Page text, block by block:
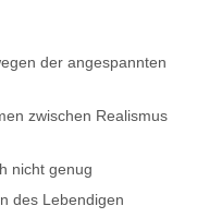
der angespannten
zwischen Realismus
nicht genug
des Lebendigen